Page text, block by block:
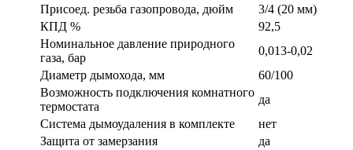
Присоед. резьба газопровода, дюйм
3/4 (20 мм)
КПД %
92,5
Номинальное давление природного
газа, бар
0,013-0,02
Диаметр дымохода, мм
60/100
Возможность подключения комнатного
термостата
да
Система дымоудаления в комплекте
нет
Защита от замерзания
да